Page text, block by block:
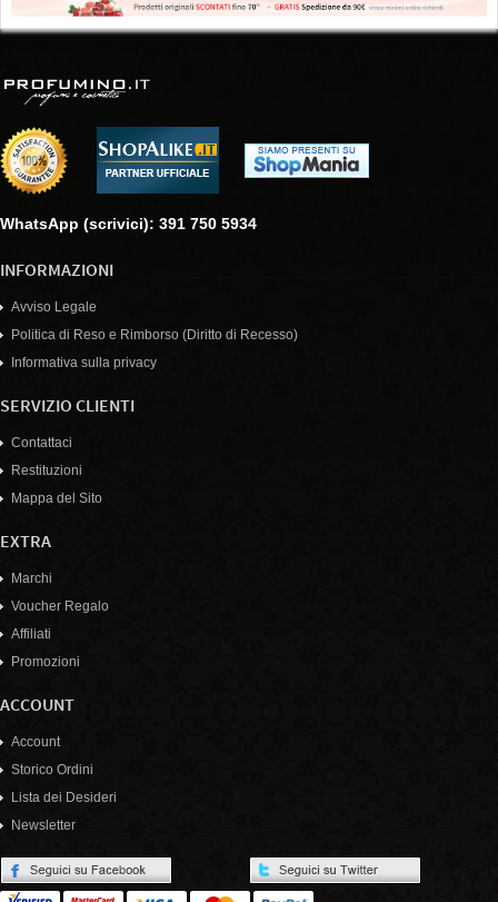
WhatsApp (scrivici): 391 750 5934
INFORMAZIONI
Avviso Legale
Politica di Reso e Rimborso (Diritto di Recesso)
Informativa sulla privacy
SERVIZIO CLIENTI
Contattaci
Restituzioni
Mappa del Sito
EXTRA
Marchi
Voucher Regalo
Affiliati
Promozioni
ACCOUNT
Account
Storico Ordini
Lista dei Desideri
Newsletter